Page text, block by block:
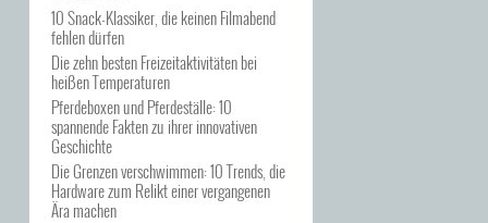
10 Snack-Klassiker, die keinen Filmabend
fehlen dürfen
Die zehn besten Freizeitaktivitäten bei
heißen Temperaturen
Pferdeboxen und Pferdeställe: 10
spannende Fakten zu ihrer innovativen
Geschichte
Die Grenzen verschwimmen: 10 Trends, die
Hardware zum Relikt einer vergangenen
Ära machen